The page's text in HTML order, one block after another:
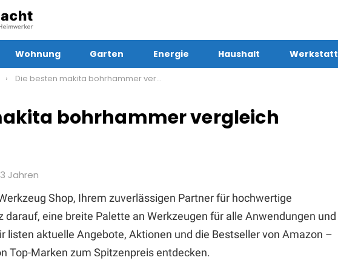
Wohnung Garten Energie Haushalt Werkstatt
Die besten makita bohrhammer vergleich kaufen
bohrhammer vergleich
Jahren
Shop, Ihrem zuverlässigen Partner für hochwertige
darauf, eine breite Palette an Werkzeugen für alle Anwendungen und
listen aktuelle Angebote, Aktionen und die Bestseller von Amazon –
Top-Marken zum Spitzenpreis entdecken.